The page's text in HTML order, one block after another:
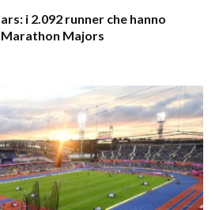
i 2.092 runner che hanno
Majors